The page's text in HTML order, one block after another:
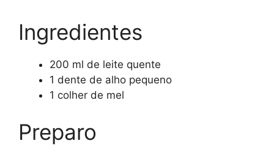
Ingredientes
200 ml de leite quente
1 dente de alho pequeno
1 colher de mel
Preparo